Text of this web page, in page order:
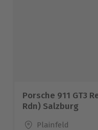
Porsche 911 GT3
Rdn) Salzburg
Standort
Plainfeld